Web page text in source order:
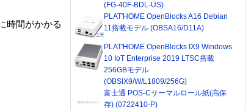
時間がかかる
(FG-40F-BDL-US)
PLAT'HOME OpenBlocks A16 Debian
11搭載モデル (OBSA16/D11A)
PLAT'HOME OpenBlocks IX9 Windows
10 IoT Enterprise 2019 LTSC搭載
256GBモデル
(OBSIX9/W/L1809/256G)
富士通 POS-Cサーマルロール紙(高保
存) (0722410-P)